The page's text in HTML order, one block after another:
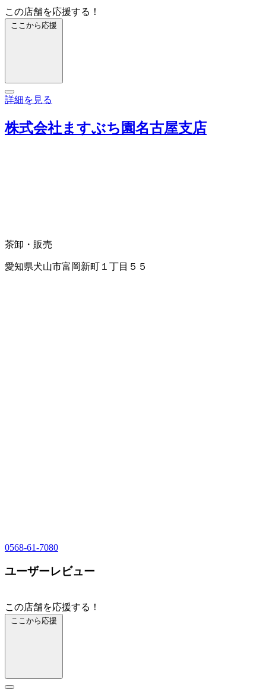
この店舗を応援する！
ここから応援
詳細を見る
株式会社ますぶち園名古屋支店
茶卸・販売
愛知県犬山市富岡新町１丁目５５
0568-61-7080
ユーザーレビュー
この店舗を応援する！
ここから応援